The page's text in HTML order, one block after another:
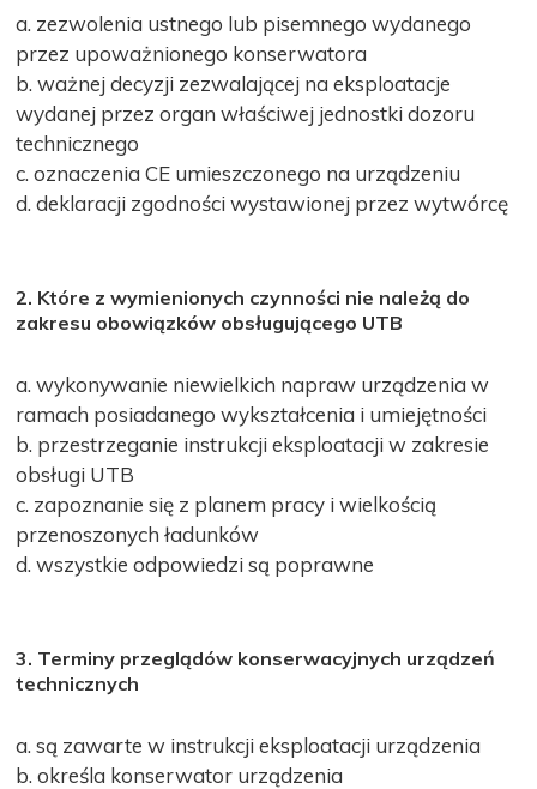
a. zezwolenia ustnego lub pisemnego wydanego
przez upoważnionego konserwatora
b. ważnej decyzji zezwalającej na eksploatacje
wydanej przez organ właściwej jednostki dozoru
technicznego
c. oznaczenia CE umieszczonego na urządzeniu
d. deklaracji zgodności wystawionej przez wytwórcę
2. Które z wymienionych czynności nie należą do
zakresu obowiązków obsługującego UTB
a. wykonywanie niewielkich napraw urządzenia w
ramach posiadanego wykształcenia i umiejętności
b. przestrzeganie instrukcji eksploatacji w zakresie
obsługi UTB
c. zapoznanie się z planem pracy i wielkością
przenoszonych ładunków
d. wszystkie odpowiedzi są poprawne
3. Terminy przeglądów konserwacyjnych urządzeń
technicznych
a. są zawarte w instrukcji eksploatacji urządzenia
b. określa konserwator urządzenia